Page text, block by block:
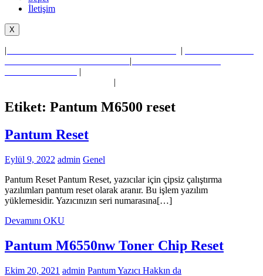
İletişim
X
| |
|
|
|
Etiket: Pantum M6500 reset
Pantum Reset
Eylül 9, 2022 admin Genel
Pantum Reset Pantum Reset, yazıcılar için çipsiz çalıştırma
yazılımları pantum reset olarak aranır. Bu işlem yazılım
yüklemesidir. Yazıcınızın seri numarasına[…]
Devamını OKU
Pantum M6550nw Toner Chip Reset
Ekim 20, 2021 admin Pantum Yazıcı Hakkın da